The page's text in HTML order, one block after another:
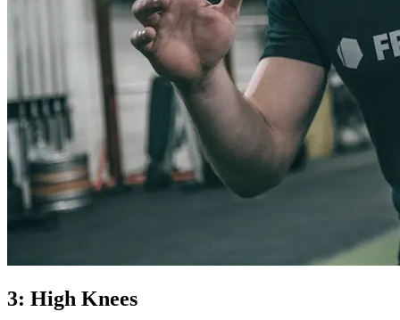
3: High Knees